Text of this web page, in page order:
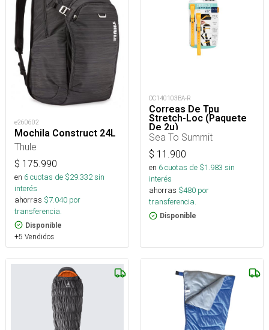
e260602
Mochila Construct 24L
Thule
$ 175.990
en 6cuotas de $29.332sin
interés
ahorras $7.040 por
transferencia.
Disponible
+5 Vendidos
OC140103BA-R
Correas De Tpu
Stretch-Loc (Paquete
De 2u)
Sea To Summit
$ 11.900
en 6cuotas de $1.983 sin
interés
ahorras $480 por
transferencia.
Disponible